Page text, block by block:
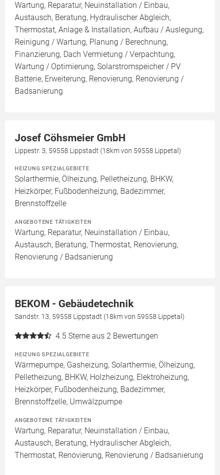
Wartung, Reparatur, Neuinstallation / Einbau,
Austausch, Beratung, Hydraulischer Abgleich,
Thermostat, Anlage & Installation, Aufbau / Auslegung,
Reinigung / Wartung, Planung / Berechnung,
Finanzierung, Dach Vermietung / Verpachtung,
Wartung / Optimierung, Solarstromspeicher / PV
Batterie, Erweiterung, Renovierung, Renovierung /
Badsanierung
Josef Cöhsmeier GmbH
Lippestr. 3, 59558 Lippstadt (18km von 59558 Lippetal)
HEIZUNG SPEZIALGEBIETE
Solarthermie, Ölheizung, Pelletheizung, BHKW,
Heizkörper, Fußbodenheizung, Badezimmer,
Brennstoffzelle
ANGEBOTENE TÄTIGKEITEN
Wartung, Reparatur, Neuinstallation / Einbau,
Austausch, Beratung, Thermostat, Renovierung,
Renovierung / Badsanierung
BEKOM - Gebäudetechnik
Sandstr. 13, 59558 Lippstadt (18km von 59558 Lippetal)
4.5 Sterne aus 2 Bewertungen
HEIZUNG SPEZIALGEBIETE
Wärmepumpe, Gasheizung, Solarthermie, Ölheizung,
Pelletheizung, BHKW, Holzheizung, Elektroheizung,
Heizkörper, Fußbodenheizung, Badezimmer,
Brennstoffzelle, Umwälzpumpe
ANGEBOTENE TÄTIGKEITEN
Wartung, Reparatur, Neuinstallation / Einbau,
Austausch, Beratung, Hydraulischer Abgleich,
Thermostat, Renovierung, Renovierung / Badsanierung